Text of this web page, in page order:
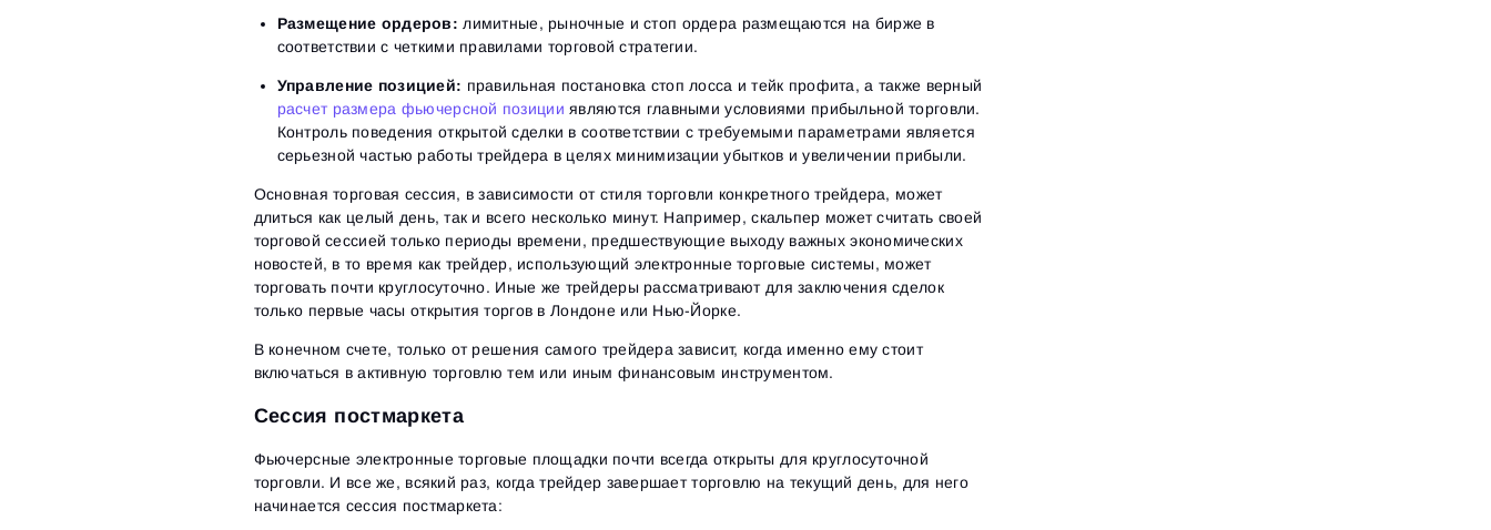
Размещение ордеров: лимитные, рыночные и стоп ордера размещаются на бирже в
соответствии с четкими правилами торговой стратегии.
Управление позицией: правильная постановка стоп лосса и тейк профита, а также верный
расчет размера фьючерсной позиции являются главными условиями прибыльной торговли.
Контроль поведения открытой сделки в соответствии с требуемыми параметрами является
серьезной частью работы трейдера в целях минимизации убытков и увеличении прибыли.
Основная торговая сессия, в зависимости от стиля торговли конкретного трейдера, может
длиться как целый день, так и всего несколько минут. Например, скальпер может считать своей
торговой сессией только периоды времени, предшествующие выходу важных экономических
новостей, в то время как трейдер, использующий электронные торговые системы, может
торговать почти круглосуточно. Иные же трейдеры рассматривают для заключения сделок
только первые часы открытия торгов в Лондоне или Нью-Йорке.
В конечном счете, только от решения самого трейдера зависит, когда именно ему стоит
включаться в активную торговлю тем или иным финансовым инструментом.
Сессия постмаркета
Фьючерсные электронные торговые площадки почти всегда открыты для круглосуточной
торговли. И все же, всякий раз, когда трейдер завершает торговлю на текущий день, для него
начинается сессия постмаркета:
Забыли пароль?
Нет учётной записи?Зарегистрироваться
Введи адрес электронной почты, и мы отправим ссылку
для создания нового пароля.
Я принимаю:Terms of use,License agreement.
Ознакомьтесь с политикой конфиденциальности
Зарегистрироваться
Уже есть учётная запись?Войти